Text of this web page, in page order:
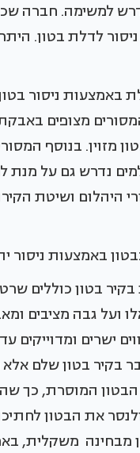
למשימה. חברה
לדלת בטון.
ניסור
מצופים
מזוין. בנוסף
נדרש גם על מנת
היהלום ושיטת
באמצעות ניסור
בטון כוללים
ועל גבה מציבים
ישרים
בקיר בטון שלם
המוסרת, כך
את הבטון
משקלית,